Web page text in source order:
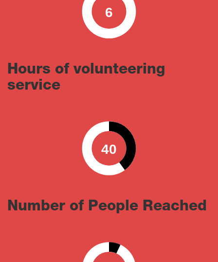
6
0 100
Hours of volunteering
service
40
0 100
Number of People Reached